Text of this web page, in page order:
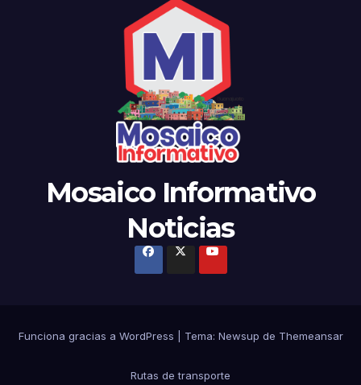
Mosaico Informativo
Noticias
Funciona gracias a WordPress Tema: Newsup de Themeansar
Rutas de transporte